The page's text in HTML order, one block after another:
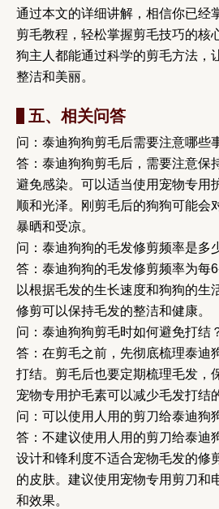
通过本文的详细讲解，相信你已经
剪毛教程，轻松掌握剪毛技巧的核
狗主人都能通过科学的剪毛方法，
整洁和美丽。
五、相关问答
问：泰迪狗狗剪毛后需要注意哪些
答：泰迪狗狗剪毛后，需要注意保
避免感染。可以适当使用宠物专用
顺和光泽。刚剪毛后的狗狗可能会
暴晒和受凉。
问：泰迪狗狗的毛发修剪频率是多
答：泰迪狗狗的毛发修剪频率为每
以根据毛发的生长速度和狗狗的生
修剪可以保持毛发的整洁和健康。
问：泰迪狗狗剪毛时如何避免打结
答：在剪毛之前，先彻底梳理泰迪
打结。剪毛后也要定期梳理毛发，
宠物专用护毛素可以减少毛发打结
问：可以使用人用的剪刀给泰迪狗
答：不建议使用人用的剪刀给泰迪
设计和锋利度不适合宠物毛发的修
的皮肤。建议使用宠物专用剪刀和
和效果。